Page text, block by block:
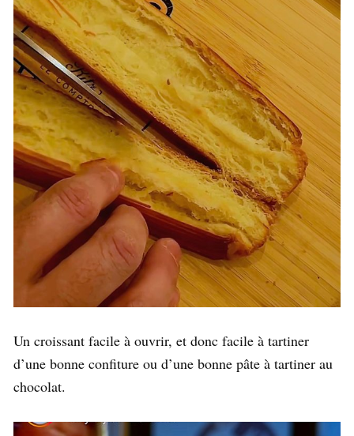
Un croissant facile à ouvrir, et donc facile à tartiner
d’une bonne confiture ou d’une bonne pâte à tartiner au
chocolat.